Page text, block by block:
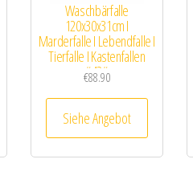
Waschbärfalle
120x30x31cm I
Marderfalle I Lebendfalle I
Tierfalle I Kastenfallen
#42#
€88.90
Siehe Angebot